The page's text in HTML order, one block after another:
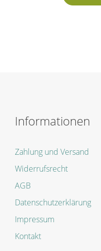
Informationen
Zahlung und Versand
Widerrufsrecht
AGB
Datenschutzerklärung
Impressum
Kontakt